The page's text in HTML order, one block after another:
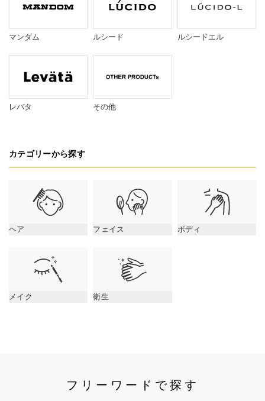
マンダム ルシード ルシードエル
レバタ その他
カテゴリーから探す
ヘア フェイス ボディ
メイク 衛生
フリーワードで探す